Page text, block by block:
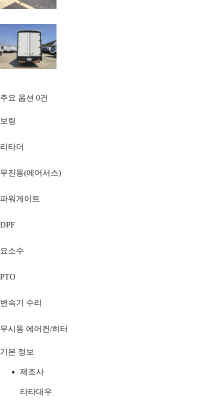
주요 옵션 0건
보링
리타더
무진동(에어서스)
파워게이트
DPF
요소수
PTO
변속기 수리
무시동 에어컨/히터
기본 정보
제조사
타타대우